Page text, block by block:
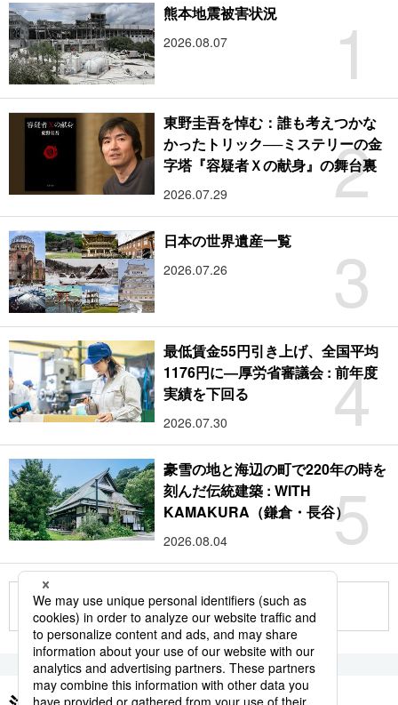
1
熊本地震被害状況
2026.08.07
2
東野圭吾を悼む：誰も考えつかな
かったトリック──ミステリーの金
字塔『容疑者Ｘの献身』の舞台裏
2026.07.29
3
日本の世界遺産一覧
2026.07.26
4
最低賃金55円引き上げ、全国平均
1176円に―厚労省審議会 : 前年度
実績を下回る
2026.07.30
5
豪雪の地と海辺の町で220年の時を
刻んだ伝統建築 : WITH
KAMAKURA（鎌倉・長谷）
2026.08.04
もっと見る